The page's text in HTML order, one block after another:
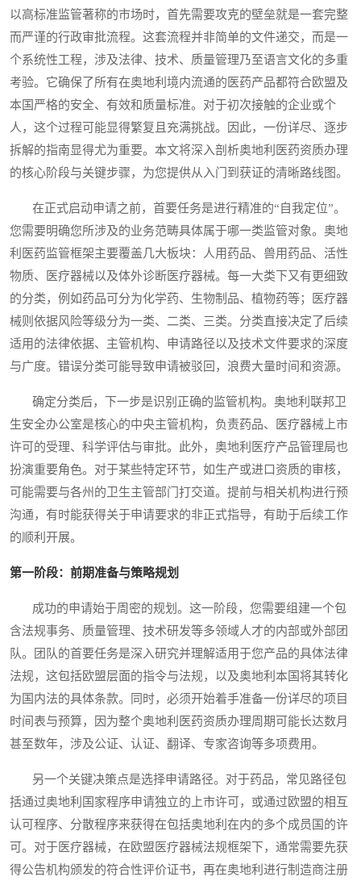
以高标准监管著称的市场时，首先需要攻克的壁垒就是一套完整
而严谨的行政审批流程。这套流程并非简单的文件递交，而是一
个系统性工程，涉及法律、技术、质量管理乃至语言文化的多重
考验。它确保了所有在奥地利境内流通的医药产品都符合欧盟及
本国严格的安全、有效和质量标准。对于初次接触的企业或个
人，这个过程可能显得繁复且充满挑战。因此，一份详尽、逐步
拆解的指南显得尤为重要。本文将深入剖析奥地利医药资质办理
的核心阶段与关键步骤，为您提供从入门到获证的清晰路线图。
在正式启动申请之前，首要任务是进行精准的“自我定位”。
您需要明确您所涉及的业务范畴具体属于哪一类监管对象。奥地
利医药监管框架主要覆盖几大板块：人用药品、兽用药品、活性
物质、医疗器械以及体外诊断医疗器械。每一大类下又有更细致
的分类，例如药品可分为化学药、生物制品、植物药等；医疗器
械则依据风险等级分为一类、二类、三类。分类直接决定了后续
适用的法律依据、主管机构、申请路径以及技术文件要求的深度
与广度。错误分类可能导致申请被驳回，浪费大量时间和资源。
确定分类后，下一步是识别正确的监管机构。奥地利联邦卫
生安全办公室是核心的中央主管机构，负责药品、医疗器械上市
许可的受理、科学评估与审批。此外，奥地利医疗产品管理局也
扮演重要角色。对于某些特定环节，如生产或进口资质的审核，
可能需要与各州的卫生主管部门打交道。提前与相关机构进行预
沟通，有时能获得关于申请要求的非正式指导，有助于后续工作
的顺利开展。
第一阶段：前期准备与策略规划
成功的申请始于周密的规划。这一阶段，您需要组建一个包
含法规事务、质量管理、技术研发等多领域人才的内部或外部团
队。团队的首要任务是深入研究并理解适用于您产品的具体法律
法规，这包括欧盟层面的指令与法规，以及奥地利本国将其转化
为国内法的具体条款。同时，必须开始着手准备一份详尽的项目
时间表与预算，因为整个奥地利医药资质办理周期可能长达数月
甚至数年，涉及公证、认证、翻译、专家咨询等多项费用。
另一个关键决策点是选择申请路径。对于药品，常见路径包
括通过奥地利国家程序申请独立的上市许可，或通过欧盟的相互
认可程序、分散程序来获得在包括奥地利在内的多个成员国的许
可。对于医疗器械，在欧盟医疗器械法规框架下，通常需要先获
得公告机构颁发的符合性评价证书，再在奥地利进行制造商注册